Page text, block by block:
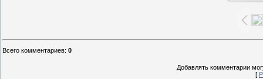
Всего комментариев: 0
Добавлять комментарии
[